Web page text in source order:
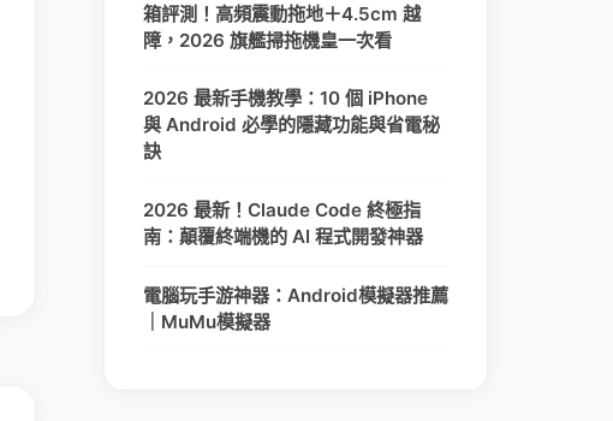
箱評測！高頻震動拖地＋4.5cm 越
障，2026 旗艦掃拖機皇一次看
2026 最新手機教學：10 個 iPhone
與 Android 必學的隱藏功能與省電秘
訣
2026 最新！Claude Code 終極指
南：顛覆終端機的 AI 程式開發神器
電腦玩手游神器：Android模擬器推薦
｜MuMu模擬器